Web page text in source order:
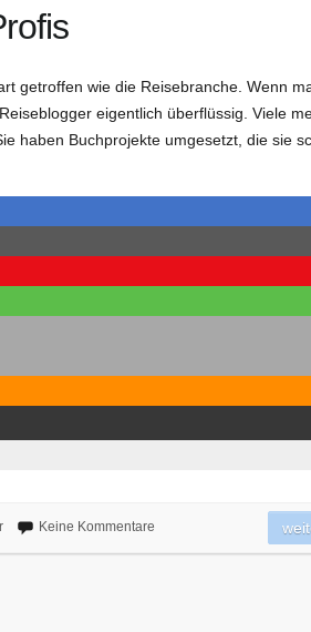
getroffen wie die Reisebranche. Wenn
eigentlich überflüssig. Viele
haben Buchprojekte umgesetzt, die sie
Keine Kommentare